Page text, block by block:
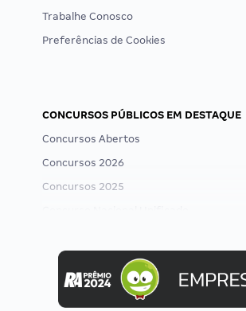
Trabalhe Conosco
Preferências de Cookies
CONCURSOS PÚBLICOS EM DESTAQUE
Concursos Abertos
Concursos 2026
Concursos 2025
Concurso MPU
Editais publicados